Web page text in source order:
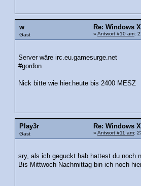
w
Gast
Re: Windows
« Antwort #10 am:
Server wäre irc.eu.gamesurge.net
#gordon
Nick bitte wie hier.heute bis 2400 MESZ
Play3r
Gast
Re: Windows
« Antwort #11 am:
sry, als ich geguckt hab hattest du noch
Bis Mittwoch Nachmittag bin ich noch